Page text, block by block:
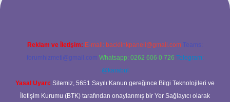
Reklam ve İletişim: E-mail: backlinkpaneli@gmail.com Teams:
forumhizmeti@gmail.com Whatsapp: 0262 606 0 726 Telegram:
@karabul
Yasal Uyarı: Sitemiz, 5651 Sayılı Kanun gereğince Bilgi Teknolojileri ve
İletişim Kurumu (BTK) tarafından onaylanmış bir Yer Sağlayıcı olarak